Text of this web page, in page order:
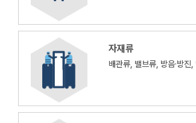
자재류
배관류, 밸브류, 방음·방